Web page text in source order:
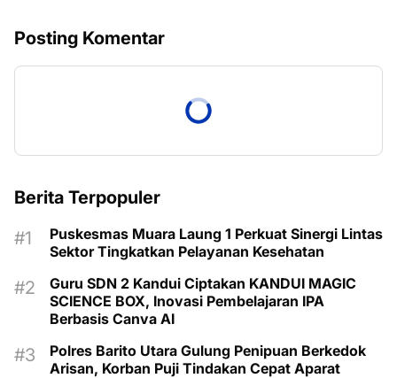
Posting Komentar
Berita Terpopuler
Puskesmas Muara Laung 1 Perkuat Sinergi Lintas
Sektor Tingkatkan Pelayanan Kesehatan
Guru SDN 2 Kandui Ciptakan KANDUI MAGIC
SCIENCE BOX, Inovasi Pembelajaran IPA
Berbasis Canva AI
Polres Barito Utara Gulung Penipuan Berkedok
Arisan, Korban Puji Tindakan Cepat Aparat